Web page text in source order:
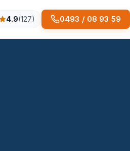
4.9 sterren op basis van 127 reviews
4.9(127) 0493 / 08 93 59